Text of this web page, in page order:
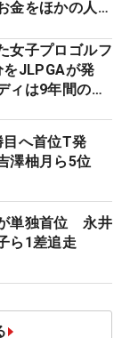
金をほかの人
女子プロゴルフ
をJLPGAが発
は9年間の立
へ首位T発
澤柚月ら5位
単独首位 永井
ら1差追走